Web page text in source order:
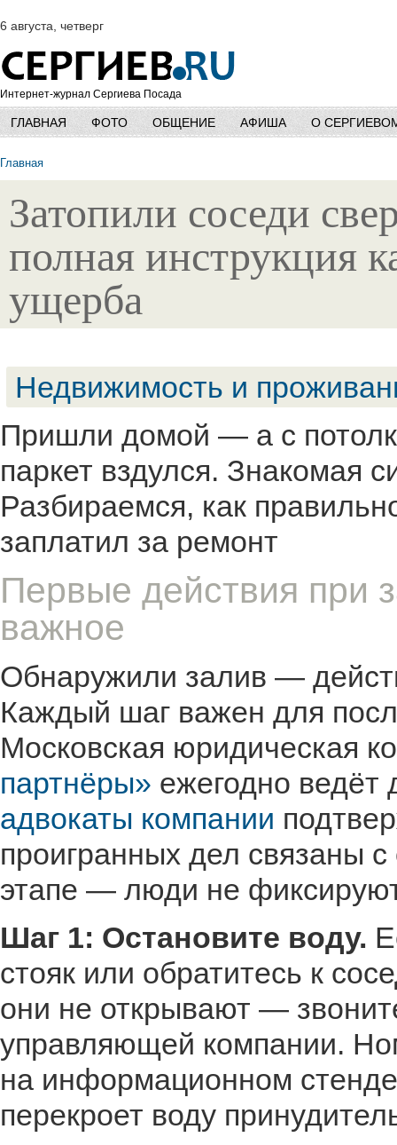
6 августа, четверг
Интернет-журнал Сергиева Посада
ГЛАВНАЯ ФОТО ОБЩЕНИЕ АФИША О
Главная
Затопили соседи
полная инструкция
ущерба
Недвижимость и
Пришли домой — а с
паркет вздулся. Знакомая
Разбираемся, как
заплатил за ремонт
Первые действия при
важное
Обнаружили залив —
Каждый шаг важен для
Московская юридическая
партнёры» ежегодно ведёт
адвокаты компании
проигранных дел связаны
этапе — люди не
Шаг 1: Остановите воду.
стояк или обратитесь к
они не открывают —
управляющей компании.
на информационном
перекроет воду